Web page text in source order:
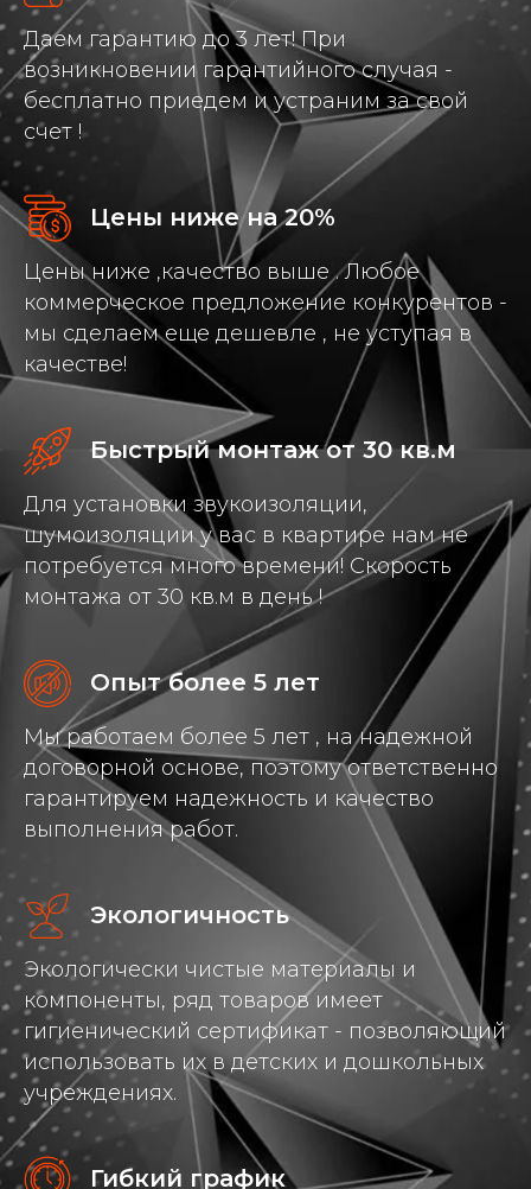
Даем гарантию до 3 лет! При
возникновении гарантийного случая -
бесплатно приедем и устраним за свой
счет !
Цены ниже на 20%
Цены ниже ,качество выше . Любое
коммерческое предложение конкурентов -
мы сделаем еще дешевле , не уступая в
качестве!
Быстрый монтаж от 30 кв.м
Для установки звукоизоляции,
шумоизоляции у вас в квартире нам не
потребуется много времени! Скорость
монтажа от 30 кв.м в день !
Опыт более 5 лет
Мы работаем более 5 лет , на надежной
договорной основе, поэтому ответственно
гарантируем надежность и качество
выполнения работ.
Экологичность
Экологически чистые материалы и
компоненты, ряд товаров имеет
гигиенический сертификат - позволяющий
использовать их в детских и дошкольных
учреждениях.
Гибкий график